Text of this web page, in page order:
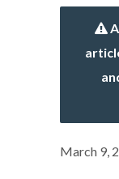
March 9,